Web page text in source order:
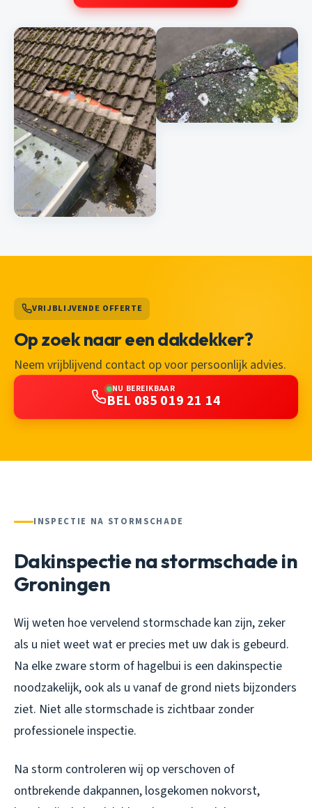
VRIJBLIJVENDE OFFERTE
Op zoek naar een dakdekker?
Neem vrijblijvend contact op voor persoonlijk advies.
NU BEREIKBAAR
BEL 085 019 21 14
INSPECTIE NA STORMSCHADE
Dakinspectie na stormschade in
Groningen
Wij weten hoe vervelend stormschade kan zijn, zeker
als u niet weet wat er precies met uw dak is gebeurd.
Na elke zware storm of hagelbui is een dakinspectie
noodzakelijk, ook als u vanaf de grond niets bijzonders
ziet. Niet alle stormschade is zichtbaar zonder
professionele inspectie.
Na storm controleren wij op verschoven of
ontbrekende dakpannen, losgekomen nokvorst,